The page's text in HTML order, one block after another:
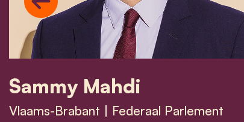
Sammy Mahdi
Vlaams-Brabant | Federaal Parlement
Previous